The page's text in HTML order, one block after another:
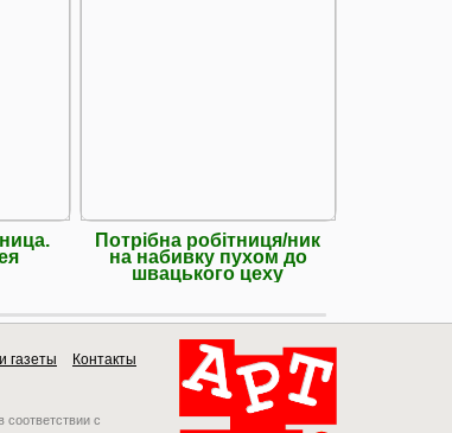
Потрібна робітниця/ник
на набивку пухом до
швацького цеху
газеты Контакты
с